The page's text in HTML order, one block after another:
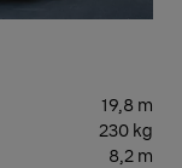
19,8 m
230 kg
8,2 m